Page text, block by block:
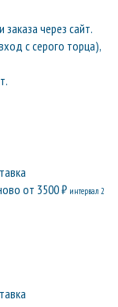
через сайт.
с серого торца),
от 3500 ₽ интервал 2